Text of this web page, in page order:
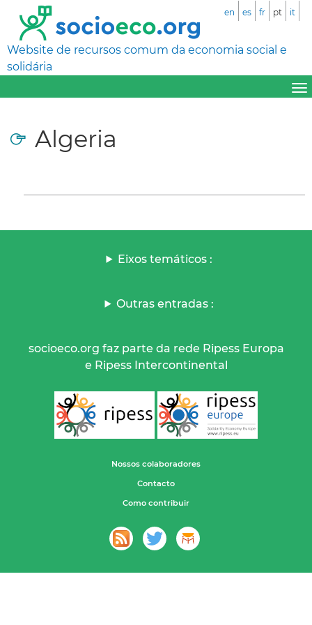
Website de recursos comum da economia social e
solidária
en es fr pt it
Algeria
Eixos temáticos :
Outras entradas :
socioeco.org faz parte da rede Ripess Europa
e Ripess Intercontinental
Nossos colaboradores
Contacto
Como contribuir